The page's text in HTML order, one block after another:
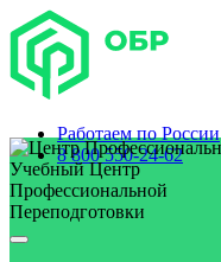
Работаем поРоссии
8 800 550-24-62
Учебный Центр
Профессиональной
Переподготовки